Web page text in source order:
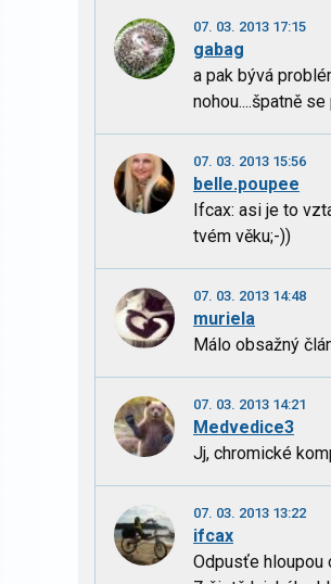
07. 03. 2013 17:15
gabag
a pak bývá
nohou....špatně
07. 03. 2013 15:56
belle.poupee
Ifcax: asi je to
tvém věku;-))
07. 03. 2013 14:48
muriela
Málo obsažný
07. 03. 2013 14:21
Medvedice3
Jj, chromické
07. 03. 2013 13:22
ifcax
Odpusťe hloupou